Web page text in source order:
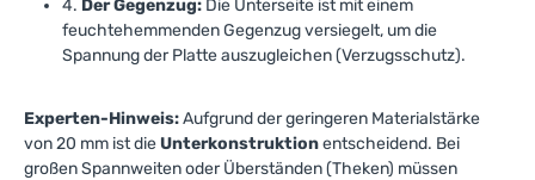
4. Der Gegenzug: Die Unterseite ist mit einem
feuchtehemmenden Gegenzug versiegelt, um die
Spannung der Platte auszugleichen (Verzugsschutz).
Experten-Hinweis:Aufgrund der geringeren Materialstärke
von 20 mm ist die Unterkonstruktionentscheidend. Bei
großen Spannweiten oder Überständen (Theken) müssen